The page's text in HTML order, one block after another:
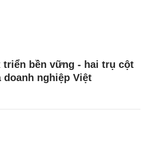
triển bền vững - hai trụ cột
nghiệp Việt